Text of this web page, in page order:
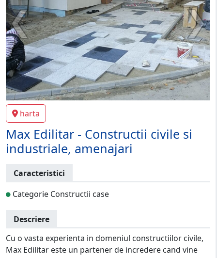
harta
Max Edilitar - Constructii civile si
industriale, amenajari
Caracteristici
Categorie Constructii case
Descriere
Cu o vasta experienta in domeniul constructiilor civile,
Max Edilitar este un partener de incredere cand vine